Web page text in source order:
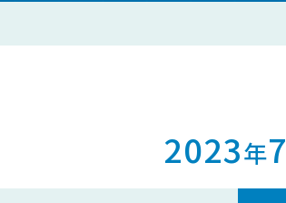
2023年7